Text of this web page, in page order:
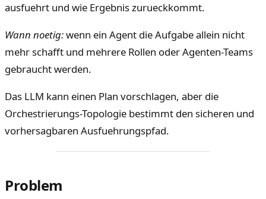
ausfuehrt und wie Ergebnis zurueckkommt.
Wann noetig:wenn ein Agent die Aufgabe allein nicht
mehr schafft und mehrere Rollen oder Agenten-Teams
gebraucht werden.
Das LLM kann einen Plan vorschlagen, aber die
Orchestrierungs-Topologie bestimmt den sicheren und
vorhersagbaren Ausfuehrungspfad.
Problem